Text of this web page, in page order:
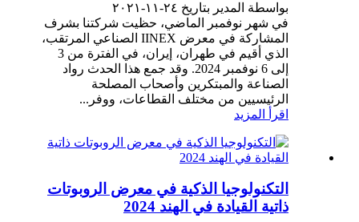
بواسطة المدير بتاريخ ٢٤-١١-٢٠٢١
في شهر نوفمبر الماضي، حظيت شركتنا بشرف
المشاركة في معرض IINEX الصناعي المرتقب،
الذي أقيم في طهران، إيران، في الفترة من 3
إلى 6 نوفمبر 2024. وقد جمع هذا الحدث رواد
الصناعة والمبتكرين وأصحاب المصلحة
الرئيسيين من مختلف القطاعات، ووفر...
اقرأ المزيد
التكنولوجيا الذكية في معرض الروبوتات
ذاتية القيادة في الهند 2024